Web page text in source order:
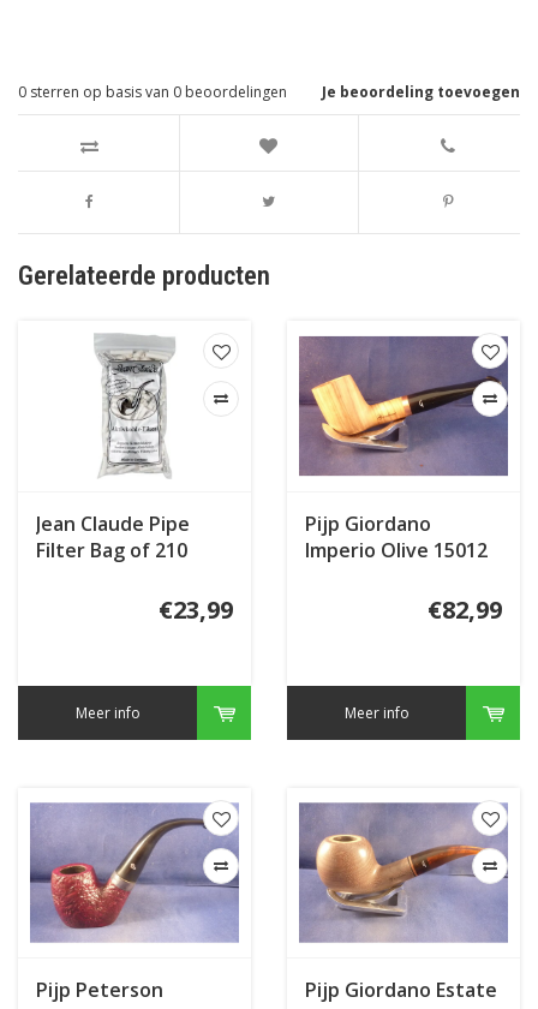
Je beoordeling toevoegen
0 sterren op basis van 0 beoordelingen
Gerelateerde producten
Jean Claude Pipe
Filter Bag of 210
€23,99
Meer info
Pijp Giordano
Imperio Olive 15012
€82,99
Meer info
Pijp Peterson
Pijp Giordano Estate